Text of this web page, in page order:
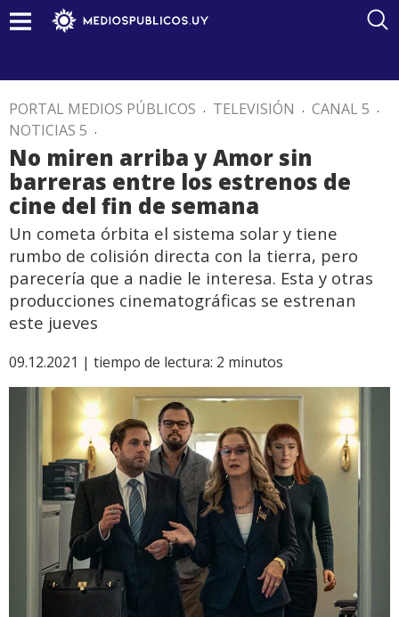
PORTAL MEDIOS PÚBLICOS . TELEVISIÓN . CANAL 5 .
NOTICIAS 5 .
No miren arriba y Amor sin
barreras entre los estrenos de
cine del fin de semana
Un cometa órbita el sistema solar y tiene
rumbo de colisión directa con la tierra, pero
parecería que a nadie le interesa. Esta y otras
producciones cinematográficas se estrenan
este jueves
09.12.2021 | tiempo de lectura: 2 minutos